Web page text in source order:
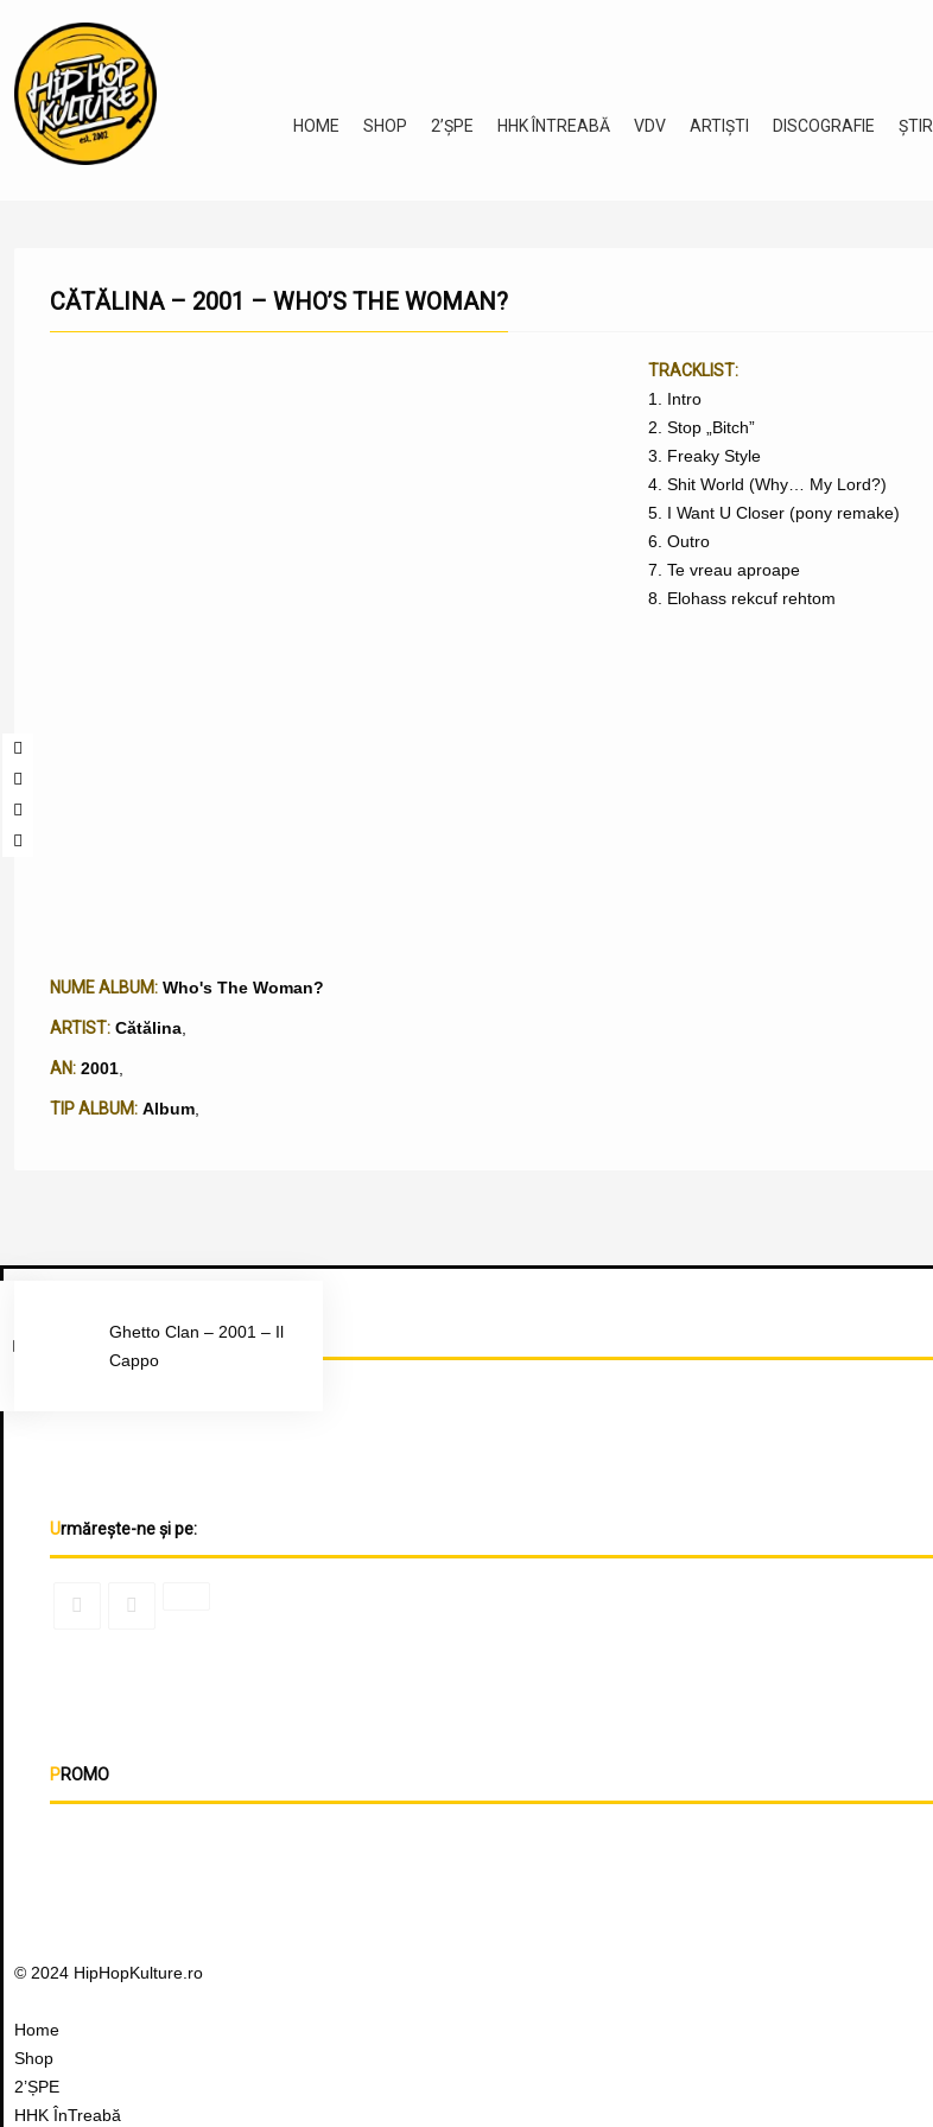
HOME SHOP 2’ȘPE HHK ÎNTREABĂ VDV ARTIȘTI DISCOGRAFIE ȘTIRI
CĂTĂLINA – 2001 – WHO’S THE WOMAN?
TRACKLIST:
1. Intro
2. Stop „Bitch”
3. Freaky Style
4. Shit World (Why… My Lord?)
5. I Want U Closer (pony remake)
6. Outro
7. Te vreau aproape
8. Elohass rekcuf rehtom
NUME ALBUM: Who's The Woman?
ARTIST: Cătălina
AN: 2001
TIP ALBUM: Album
Ghetto Clan – 2001 – Il
Cappo
Urmărește-ne pe Facebook
Urmărește-ne și pe:
PROMO
© 2024 HipHopKulture.ro
Home
Shop
2’ȘPE
HHK ÎnTreabă